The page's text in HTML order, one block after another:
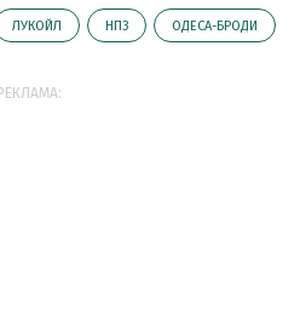
ЛУКОЙЛ НПЗ ОДЕСА-БРОДИ
РЕКЛАМА: